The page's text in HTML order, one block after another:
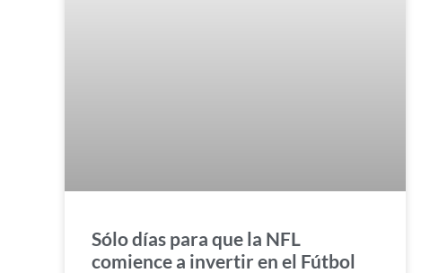
Sólo días para que la NFL
comience a invertir en el Fútbol